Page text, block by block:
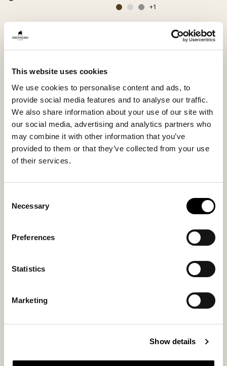
This website uses cookies
We use cookies to personalise content and ads, to
provide social media features and to analyse our traffic.
We also share information about your use of our site with
our social media, advertising and analytics partners who
may combine it with other information that you’ve
provided to them or that they’ve collected from your use
of their services.
Selection
Necessary
Preferences
Statistics
Marketing
Show details
+1
Chaussons bébé Rone
Chaussons au style unique en laine
Chaussons bébé Borås
mouton véritable avec fermeture
Chaussons bébé Gävle
mouton pour bébé